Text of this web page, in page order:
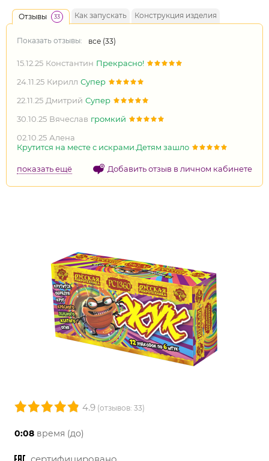
Отзывы 33 Как запускать Конструкция изделия
Показать отзывы: все (33)
15.12.25 Константин Прекрасно!
24.11.25 Кирилл Супер
22.11.25 Дмитрий Супер
30.10.25 Вячеслав громкий
02.10.25 Алена
Крутится на месте с искрами.Детям зашло
показать ещё Добавить отзыв в личном кабинете
4.9 (отзывов: 33)
0:08 время (до)
сертифицировано